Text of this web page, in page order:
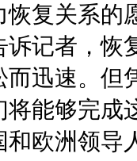
复关系的
记者，恢
迅速。但
能够完成
和欧洲领导